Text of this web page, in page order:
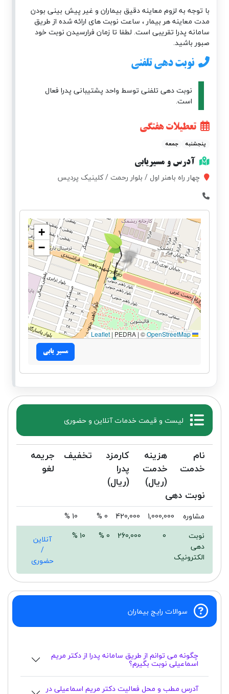
با توجه به لزوم معاینه دقیق بیماران و غیر پیش بینی بودن
مدت معاینه هر بیمار ، ساعت نوبت های ارائه شده از طریق
سامانه پدرا تقریبی است. لطفا تا زمان فرارسیدن نوبت خود
صبور باشید.
نوبت دهی تلفنی
نوبت دهی تلفنی توسط واحد پشتیبانی پدرا فعال
است.
تعطیلات هفتگی
پنجشنبه جمعه
آدرس و مسیریابی
چهار راه باهنر اول / بلوار رحمت / کلینیک پردیس
+
−
Leaflet
|PEDRA | ©OpenStreetMap
مسیر یابی
لیست و قیمت خدمات آنلاین و حضوری
نام
خدمت
هزینه
خدمت
(ریال)
کارمزد
پدرا
(ریال)
تخفیف
جریمه
لغو
نوبت دهی
مشاوره 1,000,000
420,000
0 %
10 %
نوبت
دهی
الکترونیک
0
260,000
0 %
10 %
آنلاین
/
حضوری
سوالات رایج بیماران
چگونه می توانم از طریق سامانه پدرا از دکتر مریم
اسماعیلی نوبت بگیرم؟
آدرس مطب و محل فعالیت دکتر مریم اسماعیلی در